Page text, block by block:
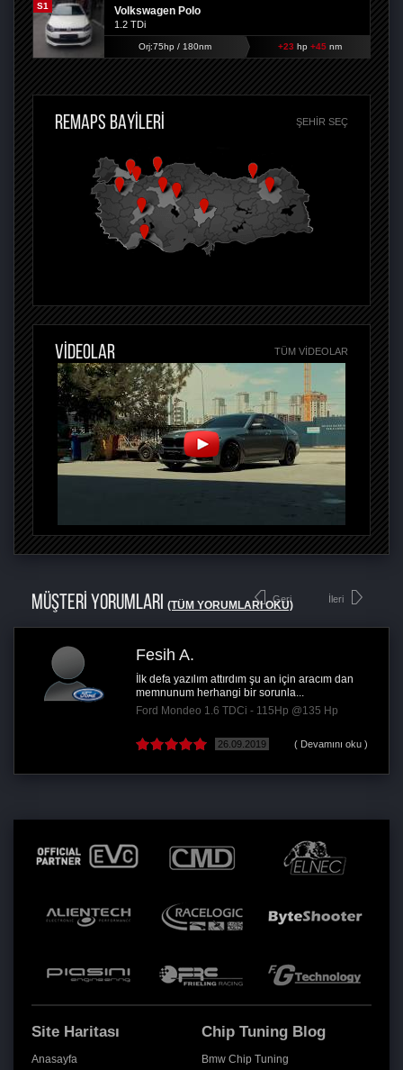
S1 Volkswagen Polo
1.2 TDi
Orj:75hp / 180nm +23 hp +45nm
REMAPS BAYİLERİ ŞEHIR SEÇ
VİDEOLAR TÜM VIDEOLAR
MÜŞTERİ YORUMLARI (TÜM YORUMLARI OKU)
Geri
Fesih A.
İlk defa yazılım attırdım şu an için aracım dan
memnunum herhangi bir sorunla...
Ford Mondeo 1.6 TDCi - 115Hp @135 Hp
26.09.2019 ( Devamını oku )
İleri
Site Haritası
Anasayfa
Chip Tuning Blog
Bmw Chip Tuning